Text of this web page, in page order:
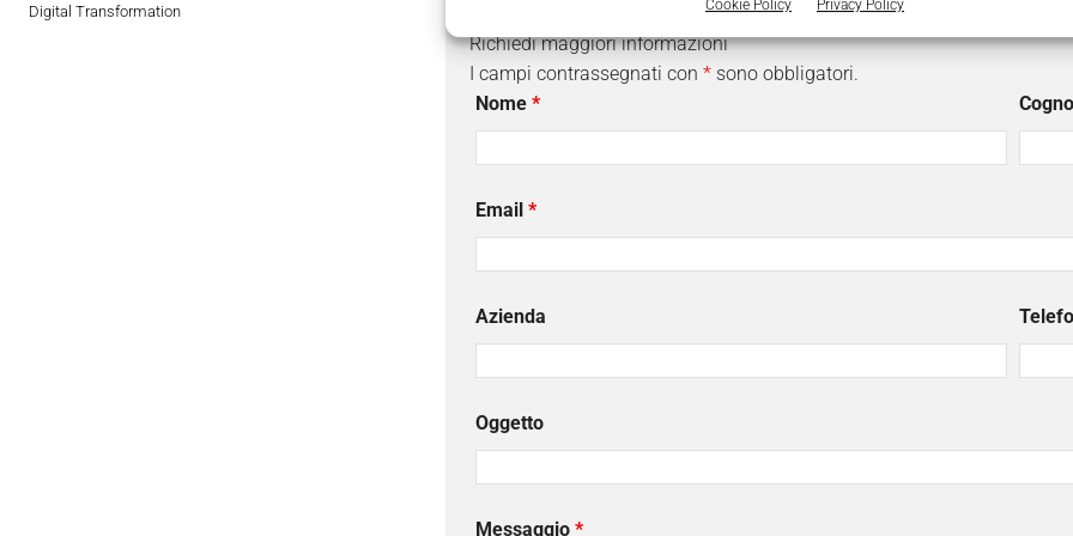
Cookie Policy Privacy Policy
Digital Transformation
Richiedi maggiori informazioni
I campi contrassegnati con * sono obbligatori.
Nome *
Email *
Azienda
Oggetto
Messaggio *